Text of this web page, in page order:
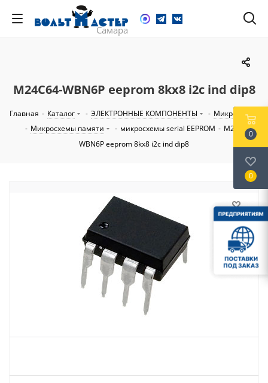
M24C64-WBN6P eeprom 8kх8 i2c ind dip8
Главная - Каталог - ЭЛЕКТРОННЫЕ КОМПОНЕНТЫ - Микросхемы
- Микросхемы памяти - микросхемы serial EEPROM - M24C64-
WBN6P eeprom 8kх8 i2c ind dip8
0
0